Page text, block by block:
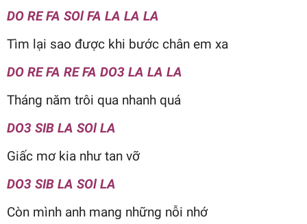
DO RE FA SOl FA LA LA LA
Tìm lại sao được khi bước chân em xa
DO RE FA RE FA DO3 LA LA LA
Tháng năm trôi qua nhanh quá
DO3 SIB LA SOl LA
Giấc mơ kia như tan vỡ
DO3 SIB LA SOl LA
Còn mình anh mang những nỗi nhớ